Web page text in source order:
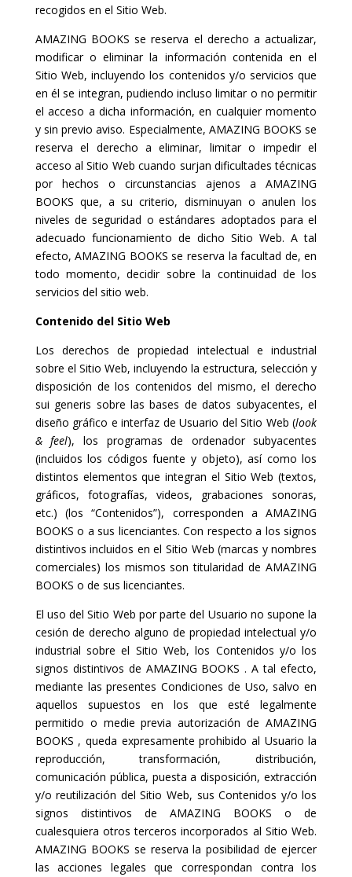
recogidos en el Sitio Web.
AMAZING BOOKS se reserva el derecho a actualizar,
modificar o eliminar la información contenida en el
Sitio Web, incluyendo los contenidos y/o servicios que
en él se integran, pudiendo incluso limitar o no permitir
el acceso a dicha información, en cualquier momento
y sin previo aviso. Especialmente, AMAZING BOOKS se
reserva el derecho a eliminar, limitar o impedir el
acceso al Sitio Web cuando surjan dificultades técnicas
por hechos o circunstancias ajenos a AMAZING
BOOKS que, a su criterio, disminuyan o anulen los
niveles de seguridad o estándares adoptados para el
adecuado funcionamiento de dicho Sitio Web. A tal
efecto, AMAZING BOOKS se reserva la facultad de, en
todo momento, decidir sobre la continuidad de los
servicios del sitio web.
Contenido del Sitio Web
Los derechos de propiedad intelectual e industrial
sobre el Sitio Web, incluyendo la estructura, selección y
disposición de los contenidos del mismo, el derecho
sui generis sobre las bases de datos subyacentes, el
diseño gráfico e interfaz de Usuario del Sitio Web (look
& feel), los programas de ordenador subyacentes
(incluidos los códigos fuente y objeto), así como los
distintos elementos que integran el Sitio Web (textos,
gráficos, fotografías, videos, grabaciones sonoras,
etc.) (los “Contenidos”), corresponden a AMAZING
BOOKS o a sus licenciantes. Con respecto a los signos
distintivos incluidos en el Sitio Web (marcas y nombres
comerciales) los mismos son titularidad de AMAZING
BOOKS o de sus licenciantes.
El uso del Sitio Web por parte del Usuario no supone la
cesión de derecho alguno de propiedad intelectual y/o
industrial sobre el Sitio Web, los Contenidos y/o los
signos distintivos de AMAZING BOOKS . A tal efecto,
mediante las presentes Condiciones de Uso, salvo en
aquellos supuestos en los que esté legalmente
permitido o medie previa autorización de AMAZING
BOOKS , queda expresamente prohibido al Usuario la
reproducción, transformación, distribución,
comunicación pública, puesta a disposición, extracción
y/o reutilización del Sitio Web, sus Contenidos y/o los
signos distintivos de AMAZING BOOKS o de
cualesquiera otros terceros incorporados al Sitio Web.
AMAZING BOOKS se reserva la posibilidad de ejercer
las acciones legales que correspondan contra los